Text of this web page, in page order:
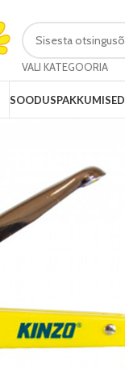
VALI KATEGOORIA
SOODUSPAKKUMISED